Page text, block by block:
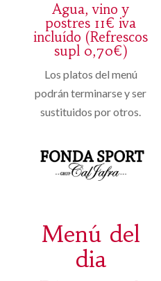
Agua, vino y
postres 11€ iva
incluído (Refrescos
supl 0,70€)
Los platos del menú
podrán terminarse y ser
sustituidos por otros.
Menú del
dia